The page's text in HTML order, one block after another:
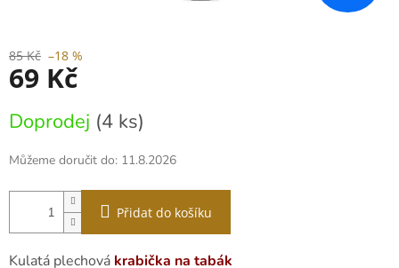
85 Kč –18 %
69 Kč
cena:
Doprodej (4 ks)
Můžeme doručit do: 11.8.2026
Přidat do košíku
Kulatá plechová krabička na tabák